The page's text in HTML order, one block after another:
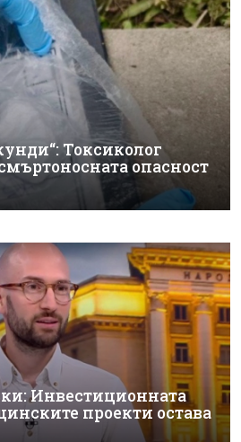
Токсиколог
опасност
Инвестиционната
проекти остава